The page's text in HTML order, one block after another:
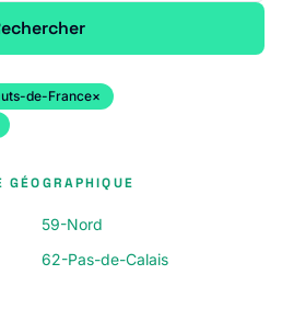
de-France×
GÉOGRAPHIQUE
59-Nord
62-Pas-de-Calais